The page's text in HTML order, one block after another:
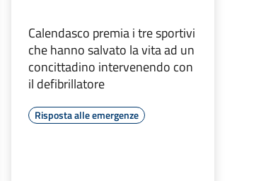
Calendasco premia i tre sportivi
che hanno salvato la vita ad un
concittadino intervenendo con
il defibrillatore
Risposta alle emergenze